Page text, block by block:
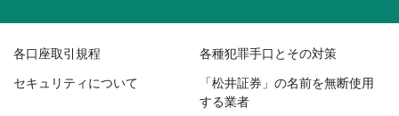
各口座取引規程 各種犯罪手口とその対策
セキュリティについて
「松井証券」の名前を無断使用
する業者